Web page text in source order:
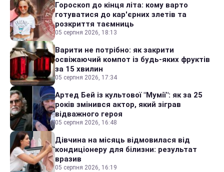
Гороскоп до кінця літа: кому варто
готуватися до кар'єрних злетів та
розкриття таємниць
05 серпня 2026, 18:13
Варити не потрібно: як закрити
освіжаючий компот із будь-яких фруктів
за 15 хвилин
05 серпня 2026, 17:34
Артед Бей із культової "Мумії": як за 25
років змінився актор, який зіграв
відважного героя
05 серпня 2026, 16:48
Дівчина на місяць відмовилася від
кондиціонеру для білизни: результат
вразив
05 серпня 2026, 16:19